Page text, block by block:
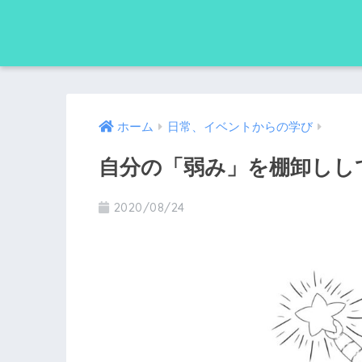
ホーム 日常、イベントからの学び
自分の「弱み」を棚卸しし
2020/08/24